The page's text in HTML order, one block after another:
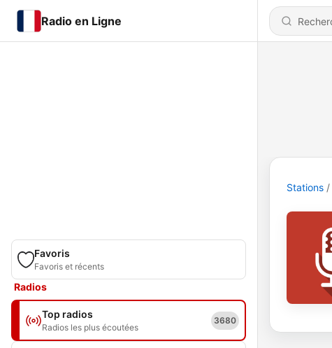
Radio en Ligne
Favoris
Favoris et récents
Radios
Top radios
Radios les plus écoutées
3680
Stations